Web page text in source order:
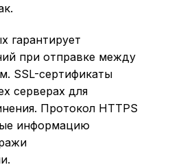
гарантирует
при отправке между
SSL-сертификаты
серверах для
Протокол HTTPS
информацию